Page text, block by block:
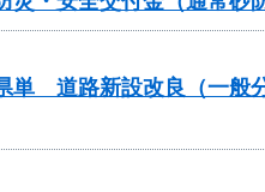
単 道路新設改良（一